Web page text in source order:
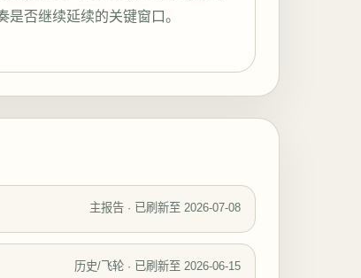
否继续延续的关键窗口。
主报告 · 已刷新至 2026-07-08
历史/飞轮 · 已刷新至 2026-06-15